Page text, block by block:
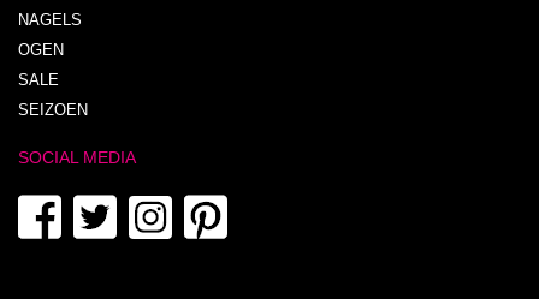
NAGELS
OGEN
SALE
SEIZOEN
SOCIAL MEDIA